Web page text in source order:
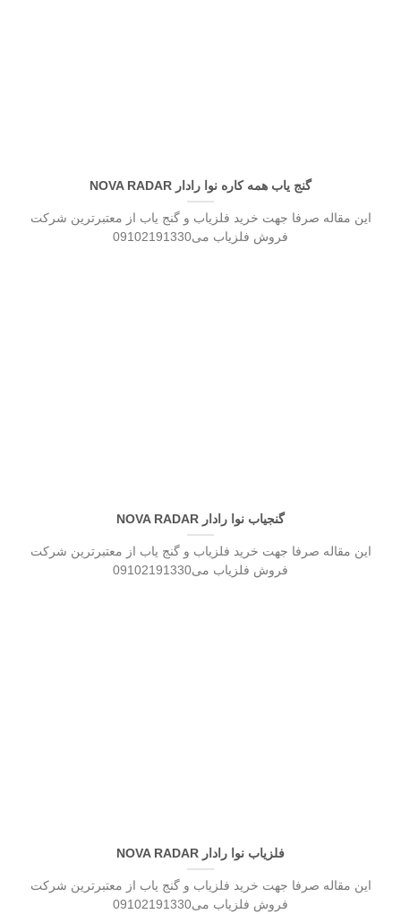
گنج یاب همه کاره نوا رادار NOVA RADAR
این مقاله صرفا جهت خرید فلزیاب و گنج یاب از معتبرترین شرکت
فروش فلزیاب می09102191330
گنجیاب نوا رادار NOVA RADAR
این مقاله صرفا جهت خرید فلزیاب و گنج یاب از معتبرترین شرکت
فروش فلزیاب می09102191330
فلزیاب نوا رادار NOVA RADAR
این مقاله صرفا جهت خرید فلزیاب و گنج یاب از معتبرترین شرکت
فروش فلزیاب می09102191330